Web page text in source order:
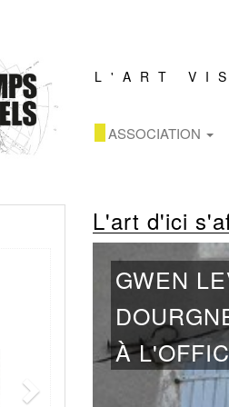
L'ART
ASSOCIATION
L'art d'ici